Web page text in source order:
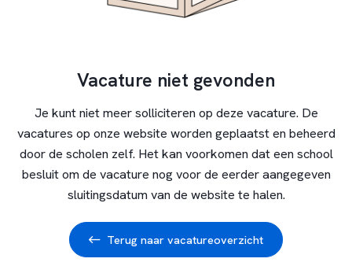
Vacature niet gevonden
Je kunt niet meer solliciteren op deze vacature. De
vacatures op onze website worden geplaatst en beheerd
door de scholen zelf. Het kan voorkomen dat een school
besluit om de vacature nog voor de eerder aangegeven
sluitingsdatum van de website te halen.
Terug naar vacatureoverzicht